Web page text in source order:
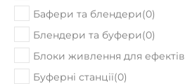
Бафери та блендери(0)
Блендери та буфери(0)
Блоки живлення для ефектів
Буферні станції(0)